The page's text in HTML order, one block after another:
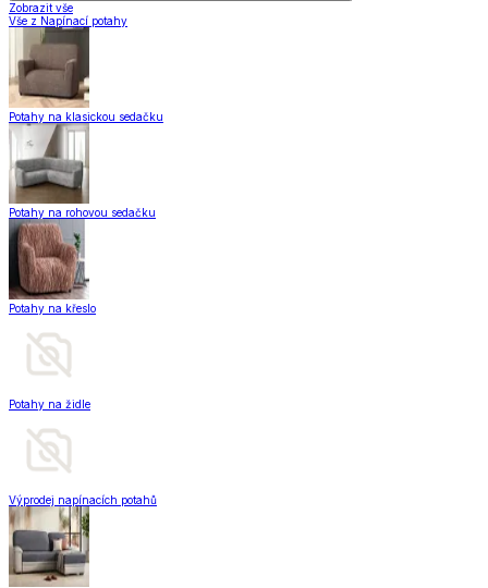
Zobrazit vše
Vše z Napínací potahy
Potahy na klasickou sedačku
Potahy na rohovou sedačku
Potahy na křeslo
Potahy na židle
Výprodej napínacích potahů